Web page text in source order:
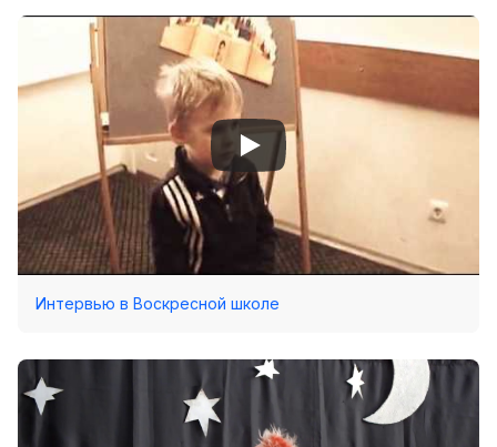
Интервью в Воскресной школе